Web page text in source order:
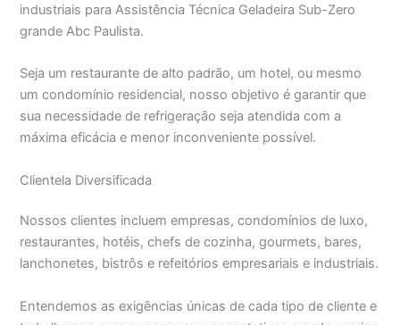
industriais para Assistência Técnica Geladeira Sub-Zero
grande Abc Paulista.
Seja um restaurante de alto padrão, um hotel, ou mesmo
um condomínio residencial, nosso objetivo é garantir que
sua necessidade de refrigeração seja atendida com a
máxima eficácia e menor inconveniente possível.
Clientela Diversificada
Nossos clientes incluem empresas, condomínios de luxo,
restaurantes, hotéis, chefs de cozinha, gourmets, bares,
lanchonetes, bistrôs e refeitórios empresariais e industriais.
Entendemos as exigências únicas de cada tipo de cliente e